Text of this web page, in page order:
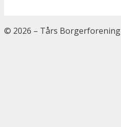
© 2026 – Tårs Borgerforening